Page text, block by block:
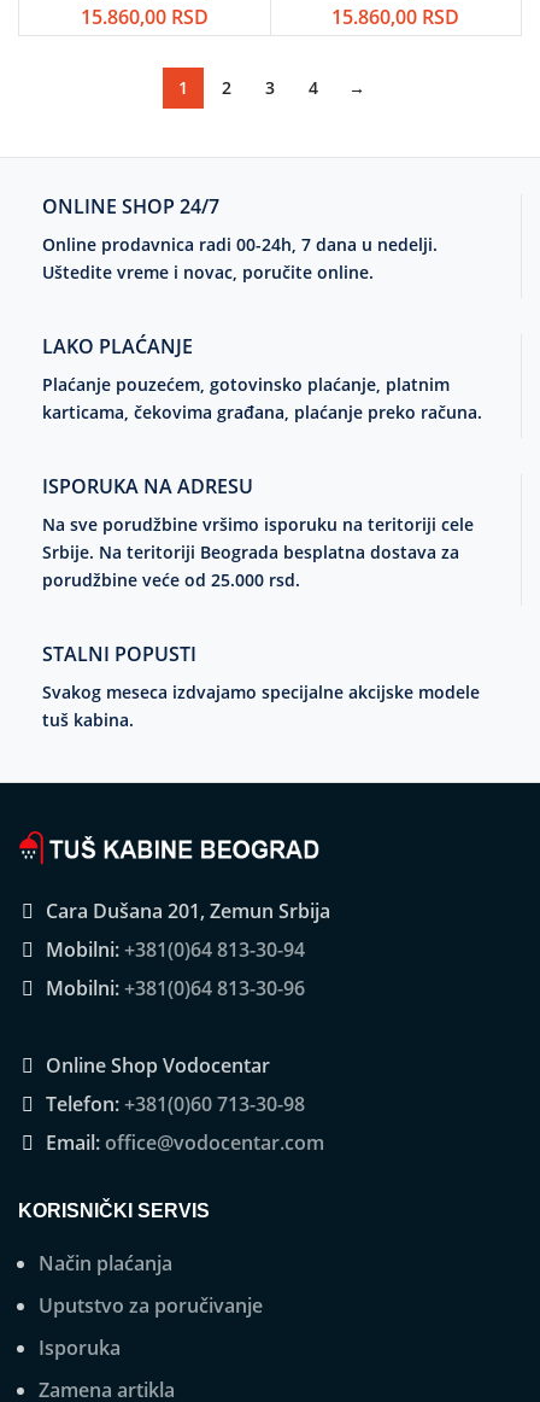
15.860,00 RSD
15.860,00 RSD
1 2 3 4 →
ONLINE SHOP 24/7
Online prodavnica radi 00-24h, 7 dana u nedelji.
Uštedite vreme i novac, poručite online.
LAKO PLAĆANJE
Plaćanje pouzećem, gotovinsko plaćanje, platnim
karticama, čekovima građana, plaćanje preko računa.
ISPORUKA NA ADRESU
Na sve porudžbine vršimo isporuku na teritoriji cele
Srbije. Na teritoriji Beograda besplatna dostava za
porudžbine veće od 25.000 rsd.
STALNI POPUSTI
Svakog meseca izdvajamo specijalne akcijske modele
tuš kabina.
Cara Dušana 201, Zemun Srbija
Mobilni:+381(0)64 813-30-94
Mobilni:+381(0)64 813-30-96
Online Shop Vodocentar
Telefon:+381(0)60 713-30-98
Email:office@vodocentar.com
KORISNIČKI SERVIS
Način plaćanja
Uputstvo za poručivanje
Isporuka
Zamena artikla